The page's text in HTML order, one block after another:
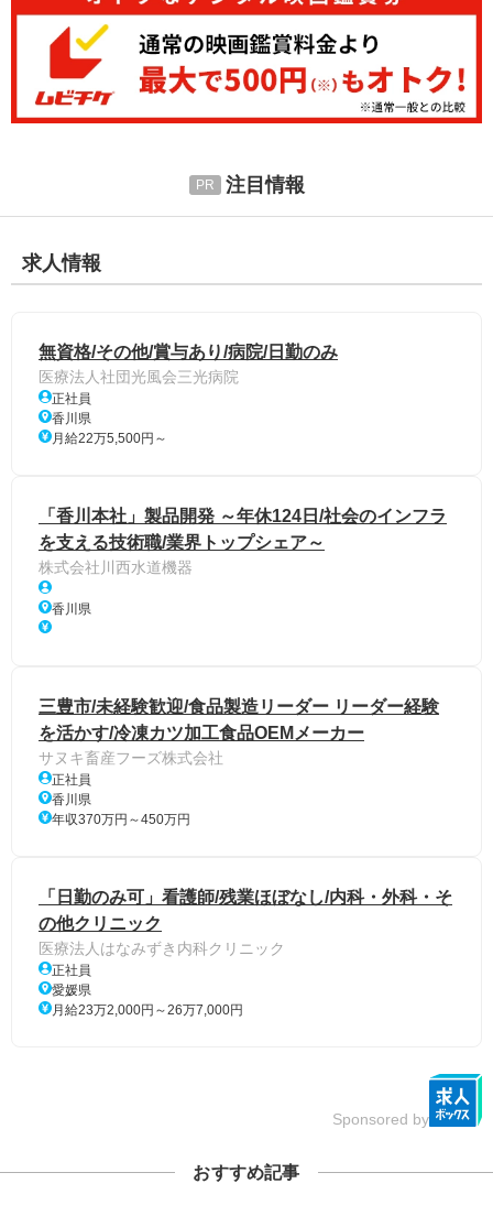
注目情報
求人情報
無資格/その他/賞与あり/病院/日勤のみ
医療法人社団光風会三光病院
正社員
香川県
月給22万5,500円～
「香川本社」製品開発 ～年休124日/社会のインフラ
を支える技術職/業界トップシェア～
株式会社川西水道機器
香川県
三豊市/未経験歓迎/食品製造リーダー リーダー経験
を活かす/冷凍カツ加工食品OEMメーカー
サヌキ畜産フーズ株式会社
正社員
香川県
年収370万円～450万円
「日勤のみ可」看護師/残業ほぼなし/内科・外科・そ
の他クリニック
医療法人はなみずき内科クリニック
正社員
愛媛県
月給23万2,000円～26万7,000円
Sponsored by
おすすめ記事